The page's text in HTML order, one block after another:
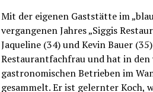
Mit der eigenen Gaststätte im
vergangenen Jahres „Siggis
Jaqueline (34) und Kevin Bauer
Restaurantfachfrau und hat in den
gastronomischen Betrieben im
gesammelt. Er ist gelernter Koch,